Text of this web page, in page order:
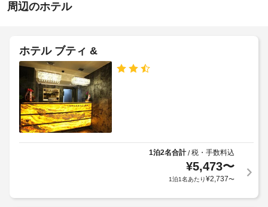
周辺のホテル
ホテル ブティ &
1泊2名合計/税・手数料込
¥5,473〜
1泊1名あたり¥2,737〜